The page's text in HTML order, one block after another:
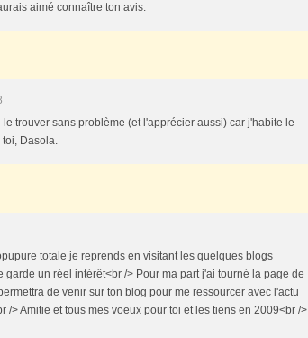
aimé connaître ton avis.
le trouver sans problème (et l'apprécier aussi) car j'habite le
toi, Dasola.
totale je reprends en visitant les quelques blogs
garde un réel intérêt<br /> Pour ma part j'ai tourné la page de
de venir sur ton blog pour me ressourcer avec l'actu
/> Amitie et tous mes voeux pour toi et les tiens en 2009<br />